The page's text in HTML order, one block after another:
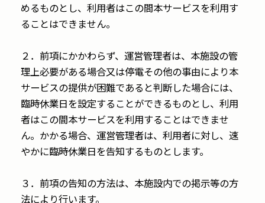
めるものとし、利用者はこの間本サービスを利用す
ることはできません。
２．前項にかかわらず、運営管理者は、本施設の管
理上必要がある場合又は停電その他の事由により本
サービスの提供が困難であると判断した場合には、
臨時休業日を設定することができるものとし、利用
者はこの間本サービスを利用することはできませ
ん。かかる場合、運営管理者は、利用者に対し、速
やかに臨時休業日を告知するものとします。
３．前項の告知の方法は、本施設内での掲示等の方
法により行います。